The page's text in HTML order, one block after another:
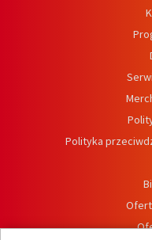
Polityka